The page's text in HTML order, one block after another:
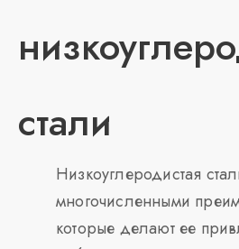
стали
Низкоуглеродистая
многочисленными
которые делают ее